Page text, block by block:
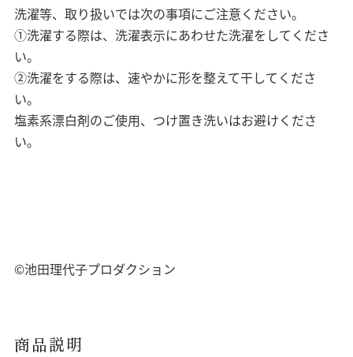
洗濯等、取り扱いでは次の事項にご注意ください。
①洗濯する際は、洗濯表示にあわせた洗濯をしてくださ
い。
②洗濯をする際は、速やかに形を整えて干してくださ
い。
塩素系漂白剤のご使用、つけ置き洗いはお避けくださ
い。
©池田理代子プロダクション
商品説明